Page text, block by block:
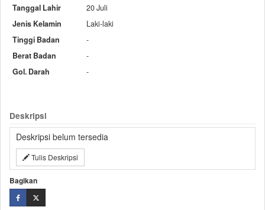
Tanggal Lahir
20 Juli
Jenis Kelamin
Laki-laki
Tinggi Badan
-
Berat Badan
-
Gol. Darah
-
Deskripsi
Deskripsi belum tersedia
Tulis Deskripsi
Bagikan